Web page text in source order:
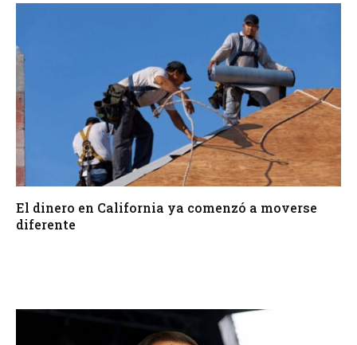
El dinero en California ya comenzó a moverse
diferente